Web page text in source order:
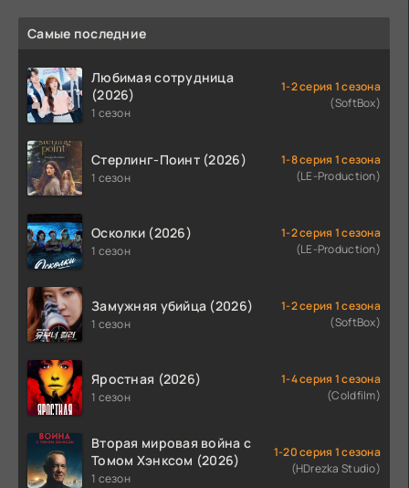
Самые последние
Любимая сотрудница
(2026)
1 сезон
1-2 серия 1 сезона
(SoftBox)
Стерлинг-Поинт (2026)
1 сезон
1-8 серия 1 сезона
(LE-Production)
Осколки (2026)
1 сезон
1-2 серия 1 сезона
(LE-Production)
Замужняя убийца (2026)
1 сезон
1-2 серия 1 сезона
(SoftBox)
Яростная (2026)
1 сезон
1-4 серия 1 сезона
(Coldfilm)
Вторая мировая война с
Томом Хэнксом (2026)
1 сезон
1-20 серия 1 сезона
(HDrezka Studio)